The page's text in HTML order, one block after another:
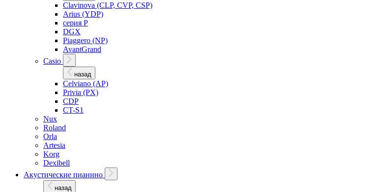
Clavinova (CLP, CVP, CSP)
Arius (YDP)
серия P
DGX
Piaggero (NP)
AvantGrand
Casio
назад
Celviano (AP)
Privia (PX)
CDP
CT-S1
Nux
Roland
Orla
Artesia
Korg
Dexibell
Акустические пианино
назад